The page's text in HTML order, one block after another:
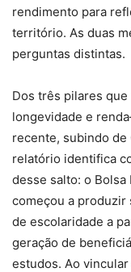
rendimento para
território. As duas
perguntas distintas.
Dos três pilares
longevidade e
recente, subindo de
relatório identifica
desse salto: o
começou a
de escolaridade a
geração de
estudos. Ao